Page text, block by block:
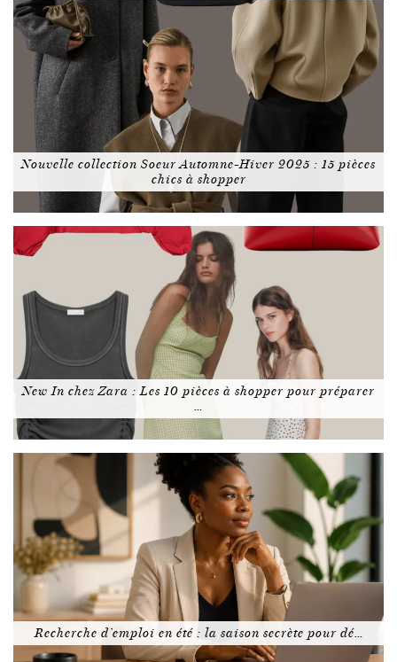
Nouvelle collection Soeur Automne-Hiver 2025 : 15 pièces
chics à shopper
New In chez Zara : Les 10 pièces à shopper pour préparer
…
Recherche d’emploi en été : la saison secrète pour dé…